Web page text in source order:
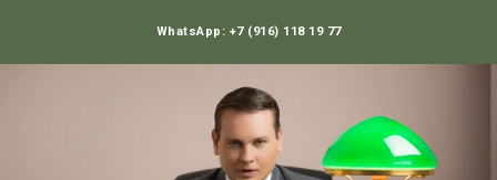
WhatsApp: +7 (916) 118 19 77